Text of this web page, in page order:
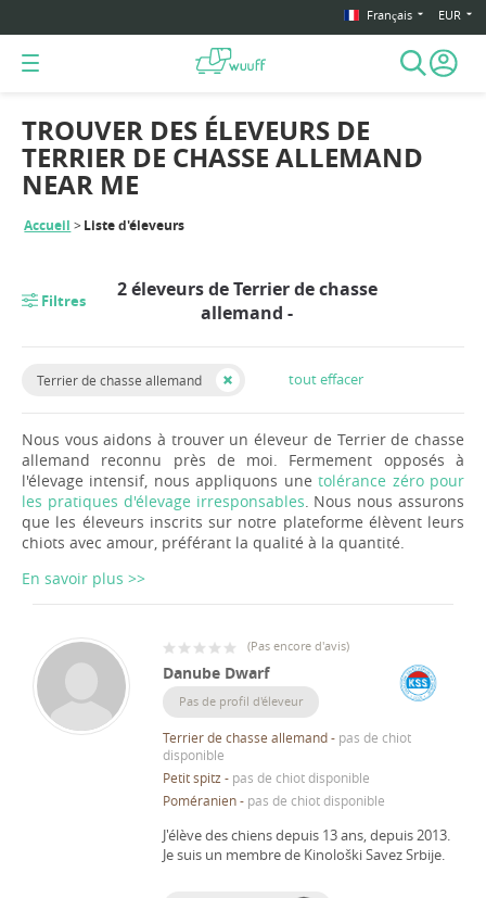
Français EUR
Accueil Liste d'éleveurs
TROUVER DES ÉLEVEURS DE
TERRIER DE CHASSE ALLEMAND
NEAR ME
Filtres
2 éleveurs de Terrier de chasse
allemand -
Terrier de chasse allemand tout effacer
Nous vous aidons à trouver un éleveur de Terrier de chasse
allemand reconnu près de moi. Fermement opposés à
l'élevage intensif, nous appliquons unetolérance zéro pour
les pratiques d'élevage irresponsables . Nous nous assurons
que les éleveurs inscrits sur notre plateforme élèvent leurs
chiots avec amour, préférant la qualité à la quantité.
En savoir plus >>
(Pas encore d'avis)
Danube Dwarf
Pas de profil d'éleveur
Terrier de chasse allemand- pas de chiot
disponible
Petit spitz - pas de chiot disponible
Poméranien- pas de chiot disponible
J'élève des chiens depuis 13 ans, depuis 2013.
Je suis un membre de Kinološki Savez Srbije.